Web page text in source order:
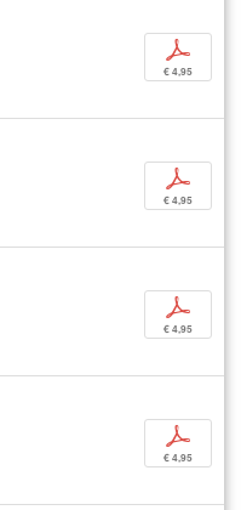
p
€ 4,95
p
€ 4,95
p
€ 4,95
p
€ 4,95